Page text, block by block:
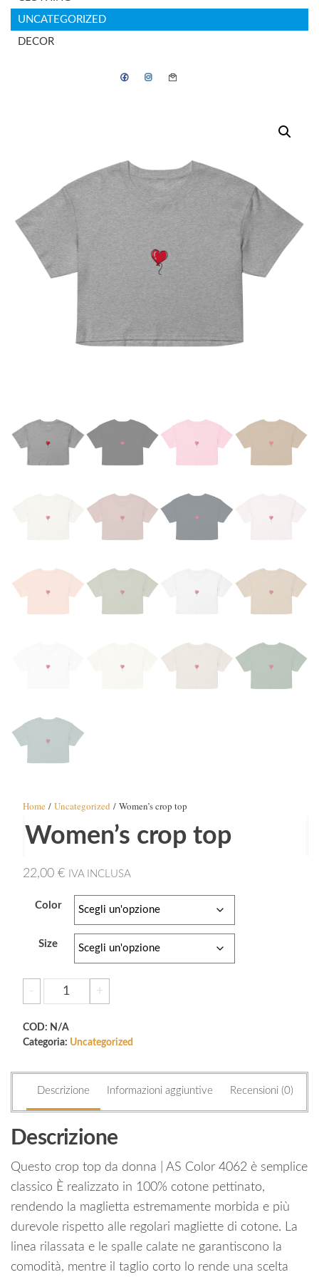
UNCATEGORIZED
DECOR
Home/ Uncategorized / Women’s crop top
Women’s crop top
22,00 € IVA INCLUSA
Color
Size
-
Women’s
crop
top
quantità
+
COD: N/A
Categoria: Uncategorized
Descrizione Informazioni aggiuntive Recensioni (0)
Descrizione
Questo crop top da donna | AS Color 4062 è semplice
classico È realizzato in 100% cotone pettinato,
rendendo la maglietta estremamente morbida e più
durevole rispetto alle regolari magliette di cotone. La
linea rilassata e le spalle calate ne garantiscono la
comodità, mentre il taglio corto lo rende una scelta